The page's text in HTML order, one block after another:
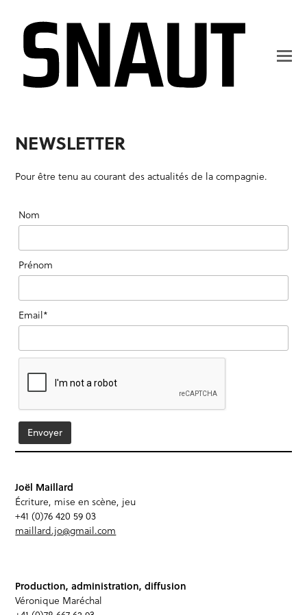
NEWSLETTER
Pour être tenu au courant des actualités de la compagnie.
Nom
Prénom
Email*
Joël Maillard
Écriture, mise en scène, jeu
+41 (0)76 420 59 03
maillard.jo@gmail.com
Production, administration, diffusion
Véronique Maréchal